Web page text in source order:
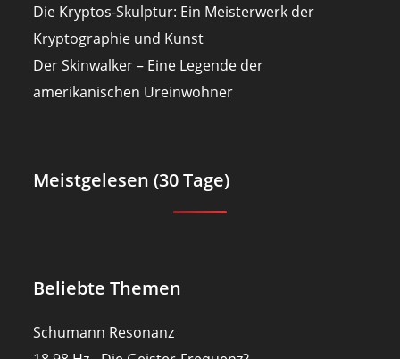
Die Kryptos-Skulptur: Ein Meisterwerk der
Kryptographie und Kunst
Der Skinwalker – Eine Legende der
amerikanischen Ureinwohner
Meistgelesen (30 Tage)
Beliebte Themen
Schumann Resonanz